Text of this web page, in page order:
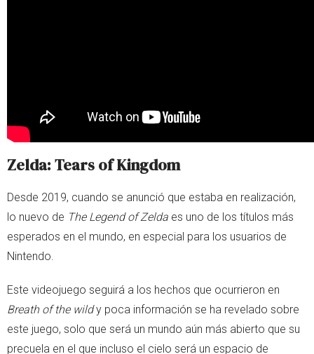
Zelda: Tears of Kingdom
Desde 2019, cuando se anunció que estaba en realización,
lo nuevo de The Legend of Zelda es uno de los títulos más
esperados en el mundo, en especial para los usuarios de
Nintendo.
Este videojuego seguirá a los hechos que ocurrieron en
Breath of the wildy poca información se ha revelado sobre
este juego, solo que será un mundo aún más abierto que su
precuela en el que incluso el cielo será un espacio de